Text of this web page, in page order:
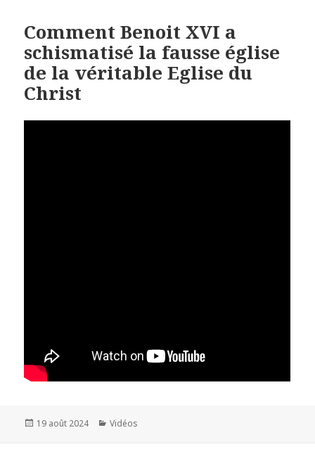
Comment Benoit XVI a
schismatisé la fausse église
de la véritable Eglise du
Christ
Publié
19 août 2024 Catégories
Vidéos